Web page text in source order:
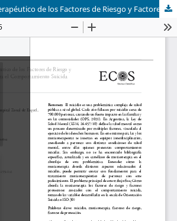
Abordaje Musicoterapéutico de los Factores de Riesgo y Factores Protectores para el Comportamiento Suicida